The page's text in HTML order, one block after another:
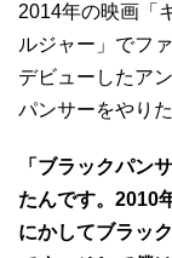
2014年の映画「
ルジャー」でフ
デビューしたア
パンサーをやり
「ブラックパン
たんです。2010
にかしてブラッ